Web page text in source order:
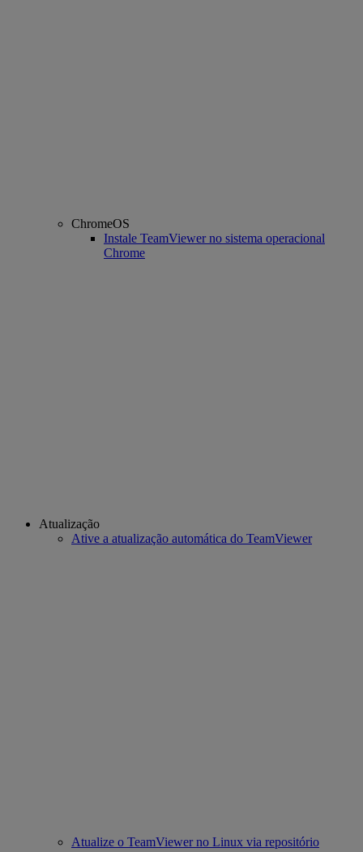
ChromeOS
Instale TeamViewer no sistema operacional
Chrome
Atualização
Ative a atualização automática do TeamViewer
Atualize o TeamViewer no Linux via repositório